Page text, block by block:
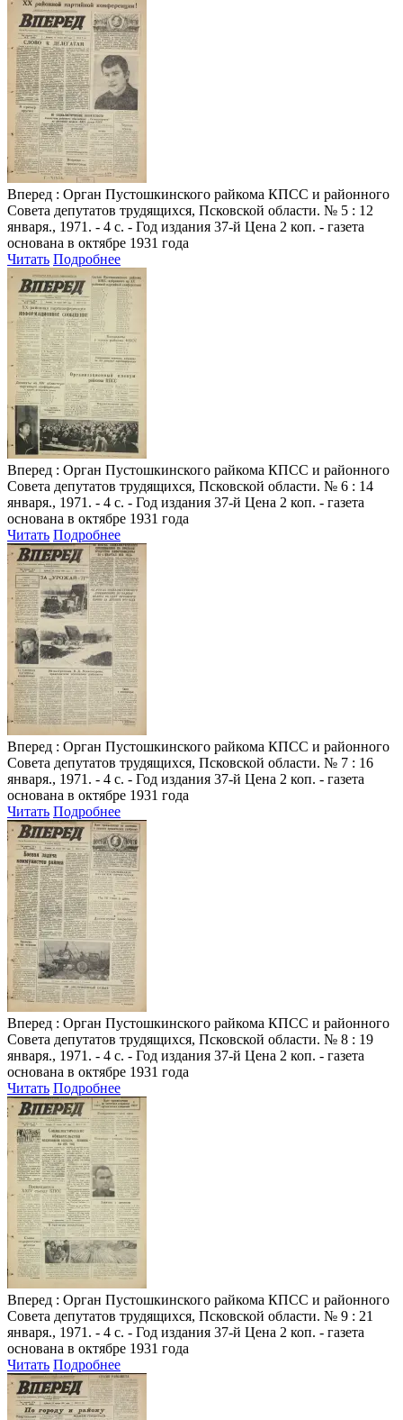
Вперед : Орган Пустошкинского райкома КПСС и районного
Совета депутатов трудящихся, Псковской области. № 5 : 12
января., 1971. - 4 с. - Год издания 37-й Цена 2 коп. - газета
основана в октябре 1931 года
Читать Подробнее
Вперед : Орган Пустошкинского райкома КПСС и районного
Совета депутатов трудящихся, Псковской области. № 6 : 14
января., 1971. - 4 с. - Год издания 37-й Цена 2 коп. - газета
основана в октябре 1931 года
Читать Подробнее
Вперед : Орган Пустошкинского райкома КПСС и районного
Совета депутатов трудящихся, Псковской области. № 7 : 16
января., 1971. - 4 с. - Год издания 37-й Цена 2 коп. - газета
основана в октябре 1931 года
Читать Подробнее
Вперед : Орган Пустошкинского райкома КПСС и районного
Совета депутатов трудящихся, Псковской области. № 8 : 19
января., 1971. - 4 с. - Год издания 37-й Цена 2 коп. - газета
основана в октябре 1931 года
Читать Подробнее
Вперед : Орган Пустошкинского райкома КПСС и районного
Совета депутатов трудящихся, Псковской области. № 9 : 21
января., 1971. - 4 с. - Год издания 37-й Цена 2 коп. - газета
основана в октябре 1931 года
Читать Подробнее